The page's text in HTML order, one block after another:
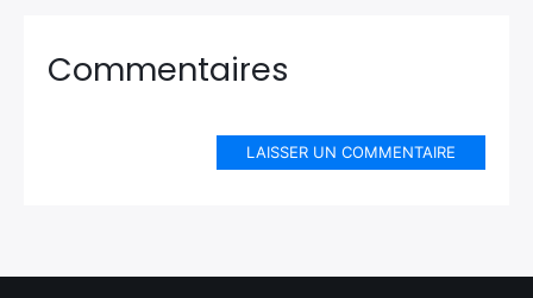
Commentaires
LAISSER UN COMMENTAIRE